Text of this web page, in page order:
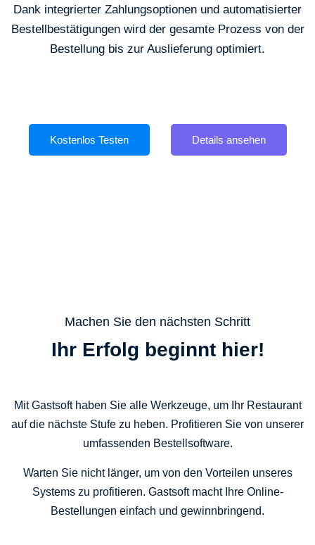
Dank integrierter Zahlungsoptionen und automatisierter
Bestellbestätigungen wird der gesamte Prozess von der
Bestellung bis zur Auslieferung optimiert.
Kostenlos Testen Details ansehen
Machen Sie den nächsten Schritt
Ihr Erfolg beginnt hier!
Mit Gastsoft haben Sie alle Werkzeuge, um Ihr Restaurant
auf die nächste Stufe zu heben. Profitieren Sie von unserer
umfassenden Bestellsoftware.
Warten Sie nicht länger, um von den Vorteilen unseres
Systems zu profitieren. Gastsoft macht Ihre Online-
Bestellungen einfach und gewinnbringend.